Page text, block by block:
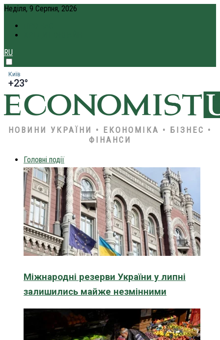
Неділя, 9 Серпня, 2026
RU
Київ
+23°
НОВИНИ УКРАЇНИ • ЕКОНОМІКА • БІЗНЕС •
ФІНАНСИ
Головні події
Міжнародні резерви України у липні
залишились майже незмінними